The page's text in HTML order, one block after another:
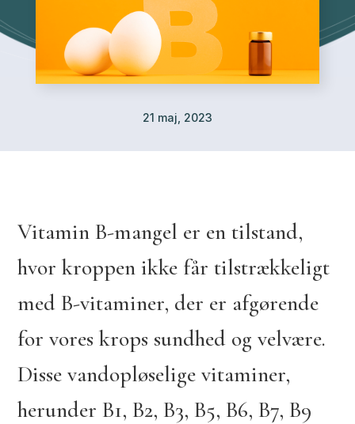
21 maj, 2023
Vitamin B-mangel er en tilstand,
hvor kroppen ikke får tilstrækkeligt
med B-vitaminer, der er afgørende
for vores krops sundhed og velvære.
Disse vandopløselige vitaminer,
herunder B1, B2, B3, B5, B6, B7, B9